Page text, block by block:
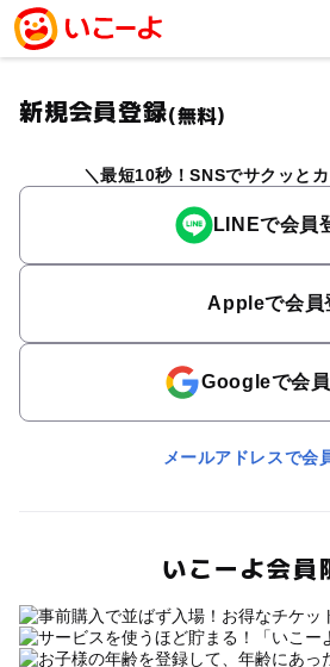
新規会員登録(無料)
最短10秒！SNSでサクッとカ
LINEで会員
Appleで会員
Googleで会
メールアドレスで会
いこーよ会員